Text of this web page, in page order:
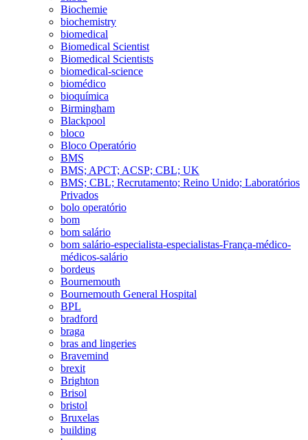
Biochemie
biochemistry
biomedical
Biomedical Scientist
Biomedical Scientists
biomedical-science
biomédico
bioquímica
Birmingham
Blackpool
bloco
Bloco Operatório
BMS
BMS; APCT; ACSP; CBL; UK
BMS; CBL; Recrutamento; Reino Unido; Laboratórios
Privados
bolo operatório
bom
bom salário
bom salário-especialista-especialistas-França-médico-
médicos-salário
bordeus
Bournemouth
Bournemouth General Hospital
BPL
bradford
braga
bras and lingeries
Bravemind
brexit
Brighton
Brisol
bristol
Bruxelas
building